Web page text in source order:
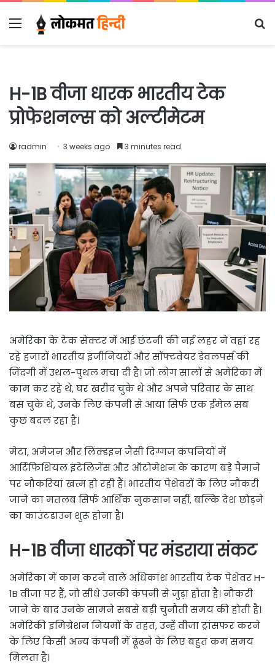
Menu
H-1B वीजा धारक भारतीय टेक
प्रोफेशनल्स को अल्टीमेटम
radmin 3 weeks ago 3 minutes read
अमेरिका के टेक सेक्टर में आई छंटनी की नई लहर ने वहां रह
रहे हजारों भारतीय इंजीनियरों और सॉफ्टवेयर डेवलपर्स की
जिंदगी में उथल-पुथल मचा दी है। जो लोग सालों से अमेरिका में
काम कर रहे थे, घर खरीद चुके थे और अपने परिवार के साथ
बस चुके थे, उनके लिए कंपनी से आया सिर्फ एक ईमेल सब
कुछ बदल रहा है।
मेटा, अमेजन और लिंक्डइन जैसी दिग्गज कंपनियों में
आर्टिफिशियल इंटेलिजेंस और ऑटोमेशन के कारण बड़े पैमाने
पर नौकरियां खत्म हो रही हैं। भारतीय पेशेवरों के लिए नौकरी
जाने का मतलब सिर्फ आर्थिक नुकसान नहीं, बल्कि देश छोड़ने
का काउंटडाउन शुरू होना है।
H-1B वीजा धारकों पर मंडराया संकट
अमेरिका में काम करने वाले अधिकांश भारतीय टेक पेशेवर H-
1B वीजा पर हैं, जो सीधे उनकी कंपनी से जुड़ा होता है। नौकरी
जाने के बाद उनके सामने सबसे बड़ी चुनौती समय की होती है।
अमेरिकी इमिग्रेशन नियमों के तहत, उन्हें वीजा ट्रांसफर करने
के लिए किसी अन्य कंपनी में ढूंढने के लिए बहुत कम समय
मिलता है।